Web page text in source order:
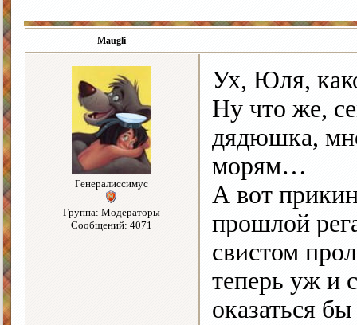
Maugli
Генералиссимус
Группа: Модераторы
Сообщений: 4071
Ух, Юля,
Ну что же,
дядюшка,
морям…
А вот
прошлой
свистом
теперь уж и
оказаться